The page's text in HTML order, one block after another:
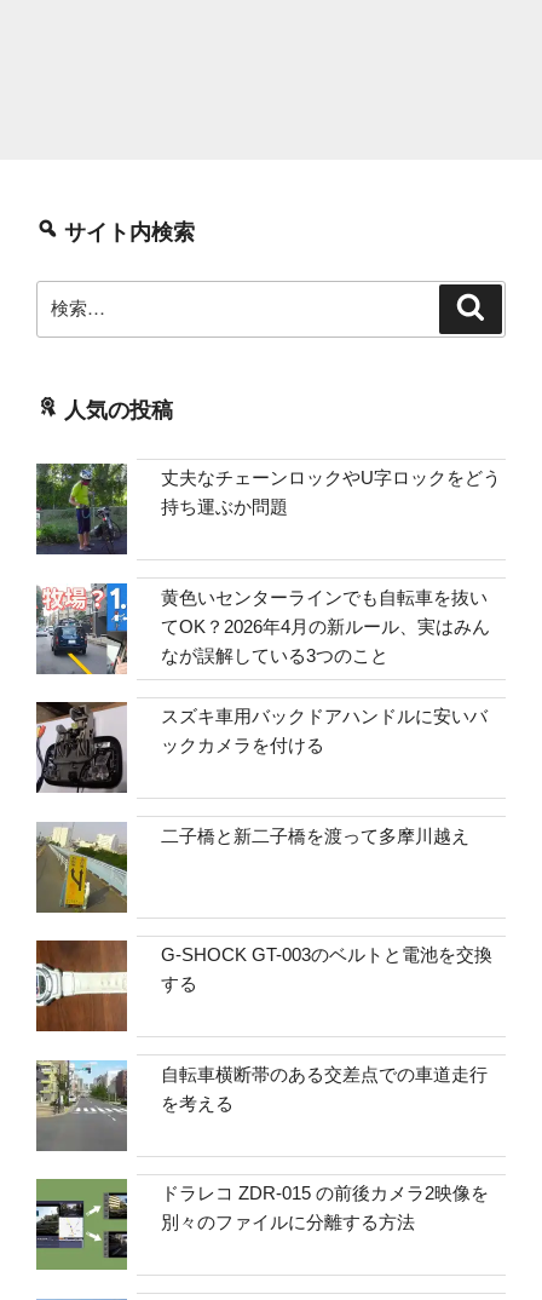
サイト内検索
索:
人気の投稿
丈夫なチェーンロックやU字ロックをどう
持ち運ぶか問題
黄色いセンターラインでも自転車を抜い
てOK？2026年4月の新ルール、実はみん
なが誤解している3つのこと
スズキ車用バックドアハンドルに安いバ
ックカメラを付ける
二子橋と新二子橋を渡って多摩川越え
G-SHOCK GT-003のベルトと電池を交換
する
自転車横断帯のある交差点での車道走行
を考える
ドラレコ ZDR-015 の前後カメラ2映像を
別々のファイルに分離する方法